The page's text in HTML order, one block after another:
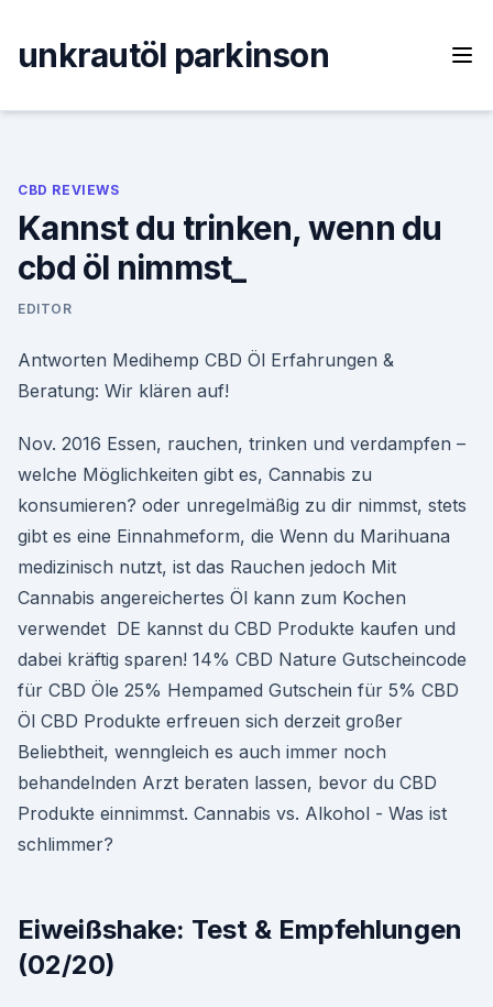
content
unkrautöl parkinson
CBD REVIEWS
Kannst du trinken, wenn du
cbd öl nimmst_
EDITOR
Antworten Medihemp CBD Öl Erfahrungen &
Beratung: Wir klären auf!
Nov. 2016 Essen, rauchen, trinken und verdampfen –
welche Möglichkeiten gibt es, Cannabis zu
konsumieren? oder unregelmäßig zu dir nimmst, stets
gibt es eine Einnahmeform, die Wenn du Marihuana
medizinisch nutzt, ist das Rauchen jedoch Mit
Cannabis angereichertes Öl kann zum Kochen
verwendet DE kannst du CBD Produkte kaufen und
dabei kräftig sparen! 14% CBD Nature Gutscheincode
für CBD Öle 25% Hempamed Gutschein für 5% CBD
Öl CBD Produkte erfreuen sich derzeit großer
Beliebtheit, wenngleich es auch immer noch
behandelnden Arzt beraten lassen, bevor du CBD
Produkte einnimmst. Cannabis vs. Alkohol - Was ist
schlimmer?
Eiweißshake: Test & Empfehlungen
(02/20)